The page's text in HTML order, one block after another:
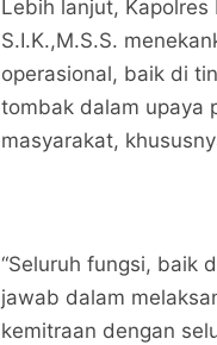
Lebih lanjut, Kapolres
S.I.K.,M.S.S.
operasional, baik di
tombak dalam upaya
masyarakat,
“Seluruh fungsi, baik
jawab dalam
kemitraan dengan